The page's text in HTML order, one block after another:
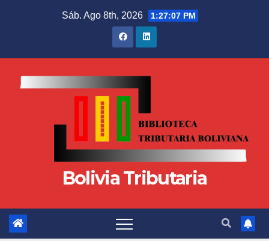
Sáb. Ago 8th, 2026 1:27:08 PM
Bolivia Tributaria